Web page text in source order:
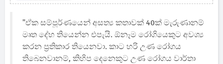
වෙඩි තැබීම අශිෂ්ඨයි, මිලේච්ඡයි,
"ඒක සම්පූර්ණයෙන් අසත්‍ය කතාවක් 40ක් මැරුණානම්
මෘත දේහ තියෙන්න එපැයි. ඕනෑම රෝගියෙකුට අවශ්‍ය
කරන ප්‍රතිකාර තියෙනවා. කාට හරි උණ රෝගය
තිබෙනවානම්, කිහිප දෙනෙකුට උණ රෝගය වාර්තා